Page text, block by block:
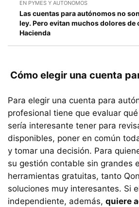
EN PYMES Y AUTONOMOS
Las cuentas para autónomos no
ley. Pero evitan muchos dolores de
Hacienda
Cómo elegir una cuenta
Para elegir una cuenta para
profesional tiene que evaluar
sería interesante tener para
disponibles, poner en común
y tomar una decisión. Para
su gestión contable sin grandes
herramientas gratuitas, tanto
soluciones muy interesantes. Si
independiente, además, quiere